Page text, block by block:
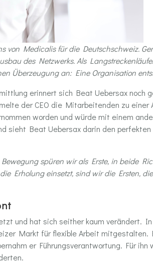
von Medicalis für die Deutschschweiz.
des Netzwerks. Als
Überzeugung an: Eine Organisation
erinnert sich Beat Uebersax noch
der CEO die Mitarbeitenden zu
worden und würde mit einem
sieht Beat Uebersax darin den
spüren wir als Erste, in beide
Erholung einsetzt, sind wir die Ersten,
und hat sich seither kaum verändert.
Markt für flexible Arbeit
er Führungsverantwortung. Für